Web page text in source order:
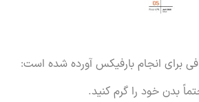
برای انجام بارفیکس آورده شده است:
بدن خود را گرم کنید.